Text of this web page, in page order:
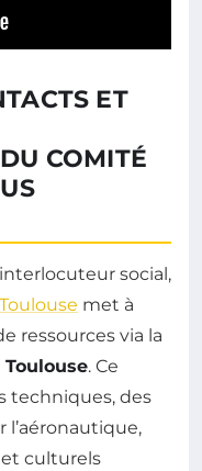
ET
COMITÉ
social,
met à
ressources via la
. Ce
techniques, des
l’aéronautique,
et culturels